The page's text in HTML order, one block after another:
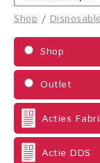
Shop /
Shop
Outlet
Acties
Actie DDS